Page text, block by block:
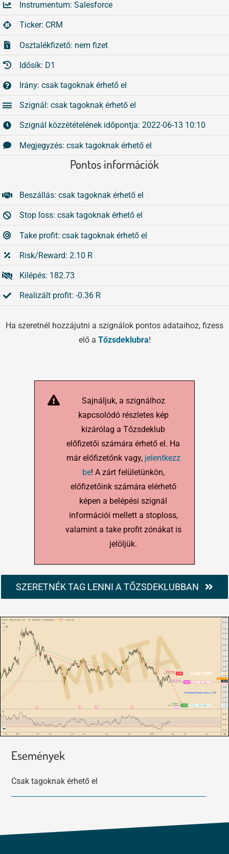
Tőzsdeklub
Adósegéd
Összes
Instrumentum: Salesforce
Ticker: CRM
Osztalékfizető: nem fizet
Idősík: D1
Irány: csak tagoknak érhető el
Szignál: csak tagoknak érhető el
Szignál közzétételének időpontja: 2022-06-13 10:10
Megjegyzés: csak tagoknak érhető el
Pontos információk
Beszállás: csak tagoknak érhető el
Stop loss: csak tagoknak érhető el
Take profit: csak tagoknak érhető el
Risk/Reward: 2.10 R
Kilépés: 182.73
Realizált profit: -0.36 R
Ha szeretnél hozzájutni a szignálok pontos adataihoz, fizess
elő a Tőzsdeklubra!
Sajnáljuk, a szignálhoz
kapcsolódó részletes kép
kizárólag a Tőzsdeklub
előfizetői számára érhető el. Ha
már előfizetőnk vagy, jelentkezz
be! A zárt felületünkön,
előfizetőink számára elérhető
képen a belépési szignál
információi mellett a stoploss,
valamint a take profit zónákat is
jelöljük.
SZERETNÉK TAG LENNI A TŐZSDEKLUBBAN
Események
Csak tagoknak érhető el